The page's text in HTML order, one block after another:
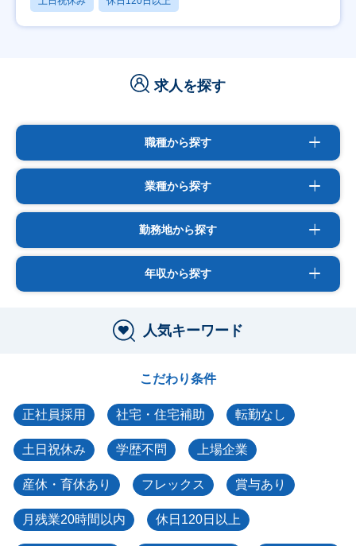
求人を探す
職種から探す
業種から探す
勤務地から探す
年収から探す
人気キーワード
こだわり条件
正社員採用 社宅・住宅補助 転勤なし
土日祝休み 学歴不問 上場企業
産休・育休あり フレックス 賞与あり
月残業20時間以内 休日120日以上